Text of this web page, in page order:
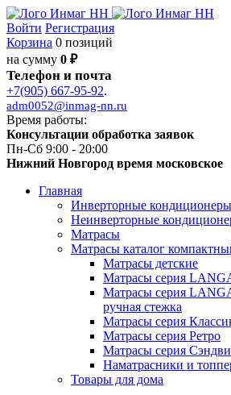
Войти Регистрация
Корзина 0 позиций
на сумму 0 ₽
Телефон и почта
+7(905) 667-95-92.
adm0052@inmag-nn.ru
Время работы:
Консультации обработка заявок
Пн-Сб 9:00 - 20:00
Нижний Новгород время московское
Главная
Инверторные кондиционеры
Неинверторные
Матрасы
Матрасы каталог
Матрасы детские
Матрасы серия
Матрасы серия
ручная стежка
Матрасы серия
Матрасы серия Ретро
Матрасы серия
Наматрасники и
Товары для дома